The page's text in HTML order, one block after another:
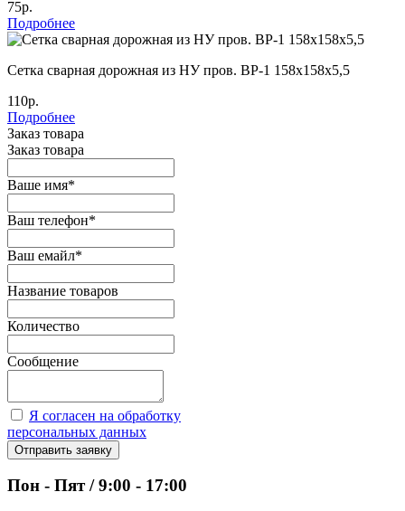
75р.
Подробнее
Cетка сварная дорожная из НУ пров. ВР-1 158х158х5,5
110р.
Подробнее
Заказ товара
Заказ товара
Ваше имя*
Ваш телефон*
Ваш емайл*
Название товаров
Количество
Сообщение
Я согласен на обработку
персональных данных
Отправить заявку
Пон - Пят / 9:00 - 17:00